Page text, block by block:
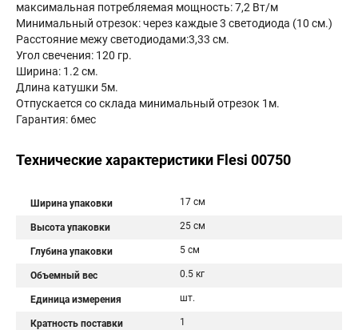
максимальная потребляемая мощность: 7,2 Вт/м
Минимальный отрезок: через каждые 3 светодиода (10 см.)
Расстояние межу светодиодами:3,33 см.
Угол свечения: 120 гр.
Ширина: 1.2 см.
Длина катушки 5м.
Отпускается со склада минимальный отрезок 1м.
Гарантия: 6мес
Технические характеристики Flesi 00750
Ширина упаковки 17 см
Высота упаковки 25 см
Глубина упаковки 5 см
Объемный вес 0.5 кг
Единица измерения шт.
Кратность поставки 1